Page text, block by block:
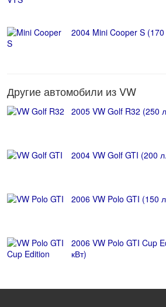
2004 Mini Cooper S (170
Другие автомобили из VW
2005 VW Golf R32 (250
2004 VW Golf GTI (200
2006 VW Polo GTI (150
2006 VW Polo GTI Cup
кВт)